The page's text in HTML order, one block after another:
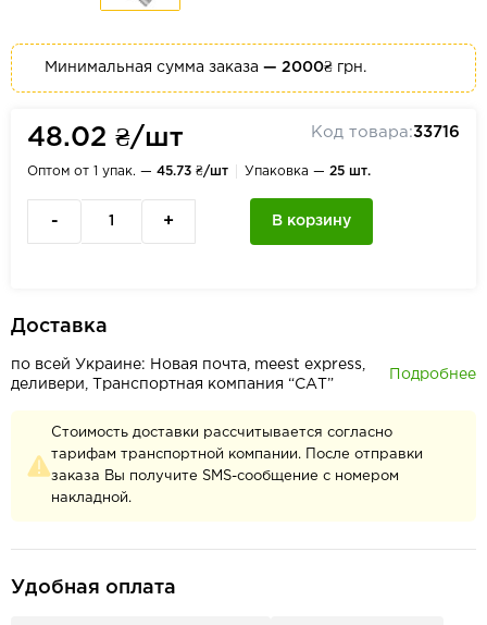
Минимальная сумма заказа — 2000₴ грн.
48.02 ₴/шт Код товара:33716
Оптом от 1 упак. — 45.73 ₴/шт Упаковка — 25 шт.
- + В корзину
Доставка
по всей Украине: Новая почта, meest express,
деливери, Транспортная компания “САТ”
Подробнее
Стоимость доставки рассчитывается согласно
тарифам транспортной компании. После отправки
заказа Вы получите SMS-сообщение с номером
накладной.
Удобная оплата